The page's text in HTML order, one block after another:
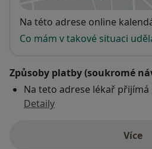
Dostupnost
Na této adrese online
Co mám v takové situaci
Způsoby platby (soukromé
Na teto adrese lékař
Detaily
Více
o